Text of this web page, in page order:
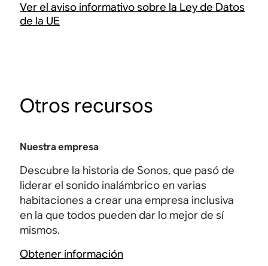
Ver el aviso informativo sobre la Ley de Datos
de la UE
Otros recursos
Nuestra empresa
Descubre la historia de Sonos, que pasó de
liderar el sonido inalámbrico en varias
habitaciones a crear una empresa inclusiva
en la que todos pueden dar lo mejor de sí
mismos.
Obtener información